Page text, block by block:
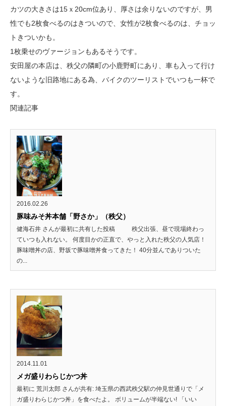
カツの大きさは15ｘ20cm位あり、厚さは余りないのですが、男
性でも2枚食べるのはきついので、女性が2枚食べるのは、チョッ
トきついかも。
1枚乗せのヴァージョンもあるそうです。
安田屋の本店は、秩父の隣町の小鹿野町にあり、車も入って行け
ないような旧路地にある為、バイクのツーリストでいつも一杯で
す。
関連記事
2016.02.26
豚味みそ丼本舗「野さか」（秩父）
健海石井 さんが最初に共有した投稿 秩父出張、昼で現場終わっ
ていつも入れない。 何度目かの正直で、やっと入れた秩父の人気店！
豚味噌丼の店、野坂で豚味噌丼食ってきた！ 40分並んでありついた
の...
2014.11.01
メガ盛りわらじかつ丼
最初に 荒川太郎 さんが共有: 埼玉県の西武秩父駅の仲見世通りで「メ
ガ盛りわらじかつ丼」を食べたよ。 ボリュームが半端ない! 「いい